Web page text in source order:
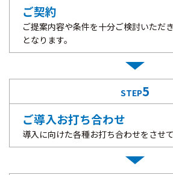
ご契約
ご提案内容や条件を十分ご検討いただ
となります。
STEP5
ご導入お打ち合わせ
導入に向けた各種お打ち合わせをさせ